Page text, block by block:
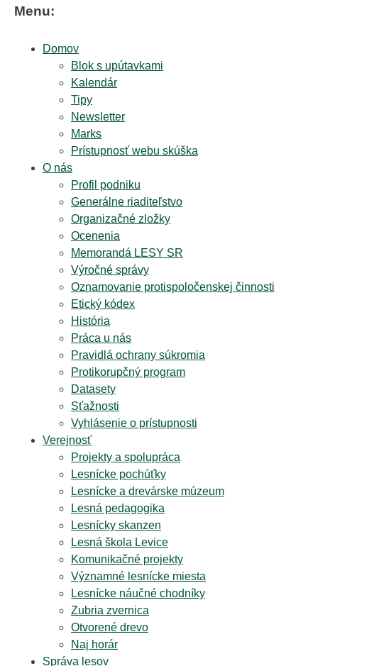
Menu:
Domov
Blok s upútavkami
Kalendár
Tipy
Newsletter
Marks
Prístupnosť webu skúška
O nás
Profil podniku
Generálne riaditeľstvo
Organizačné zložky
Ocenenia
Memorandá LESY SR
Výročné správy
Oznamovanie protispoločenskej činnosti
Etický kódex
História
Práca u nás
Pravidlá ochrany súkromia
Protikorupčný program
Datasety
Sťažnosti
Vyhlásenie o prístupnosti
Verejnosť
Projekty a spolupráca
Lesnícke pochúťky
Lesnícke a drevárske múzeum
Lesná pedagogika
Lesnícky skanzen
Lesná škola Levice
Komunikačné projekty
Významné lesnícke miesta
Lesnícke náučné chodníky
Zubria zvernica
Otvorené drevo
Naj horár
Správa lesov